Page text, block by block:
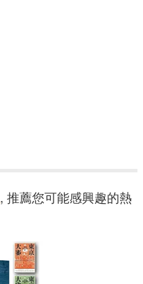
, 推薦您可能感興趣的熱